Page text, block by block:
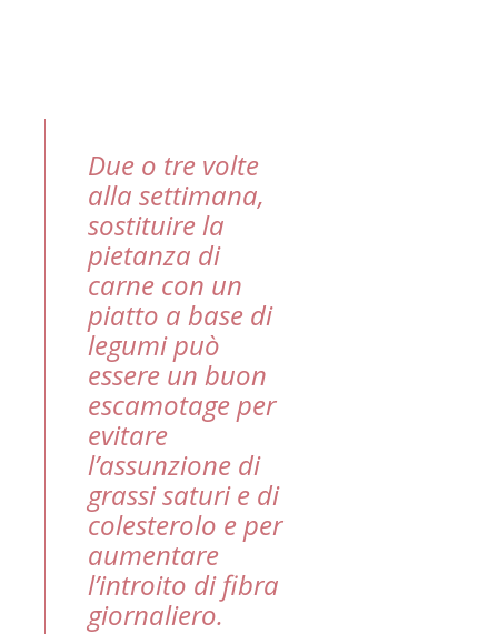
Due o tre volte
alla settimana,
sostituire la
pietanza di
carne con un
piatto a base di
legumi può
essere un buon
escamotage per
evitare
l’assunzione di
grassi saturi e di
colesterolo e per
aumentare
l’introito di fibra
giornaliero.